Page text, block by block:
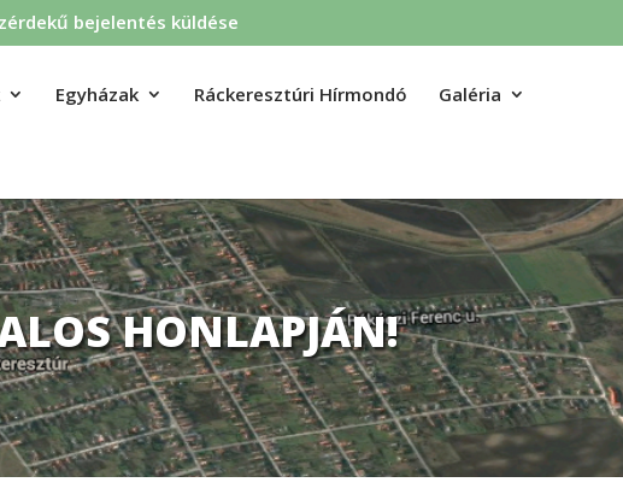
bejelentés küldése
Egyházak Ráckeresztúri Hírmondó Galéria
HONLAPJÁN!